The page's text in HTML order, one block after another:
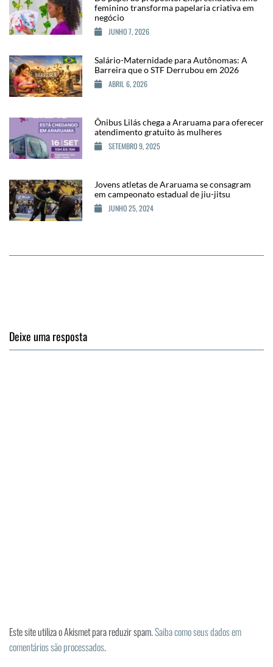
feminino transforma papelaria criativa em
negócio
JUNHO 7, 2026
Salário-Maternidade para Autônomas: A
Barreira que o STF Derrubou em 2026
ABRIL 6, 2026
Ônibus Lilás chega a Araruama para oferecer
atendimento gratuito às mulheres
SETEMBRO 9, 2025
Jovens atletas de Araruama se consagram
em campeonato estadual de jiu-jitsu
JUNHO 25, 2024
Deixe uma resposta
Este site utiliza o Akismet para reduzir spam.Saiba como seus dados em
comentários são processados.